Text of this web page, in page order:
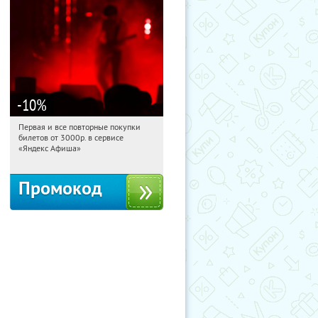
-10%
06:21:30 Получили:
Россия
Первая и все повторные покупки
билетов от 3000р. в сервисе
«Яндекс Афиша»
Промокод